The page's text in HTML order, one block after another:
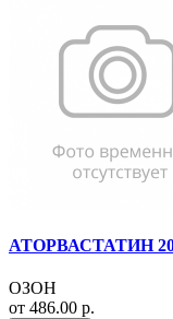
АТОРВАСТАТИН
ОЗОН
от 486.00 р.